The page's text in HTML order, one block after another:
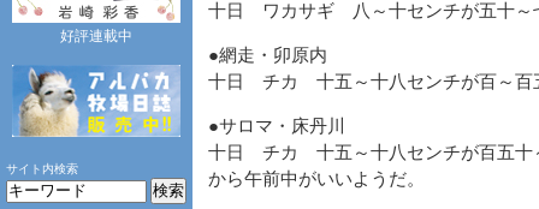
十日 ワカサギ 八～十センチが五十～
●網走・卯原内
十日 チカ 十五～十八センチが百～百
●サロマ・床丹川
十日 チカ 十五～十八センチが百五十
から午前中がいいようだ。
好評連載中
サイト内検索